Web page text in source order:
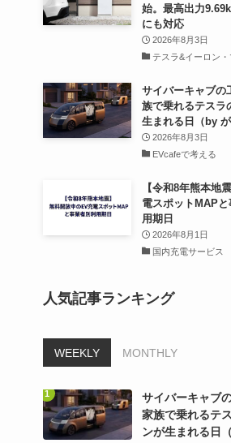
始。最高出力
にも対応
2026年8月3日
テスラ&イーロン・
サイバーキャブの
族で乗れるテスラ
生まれる日（by が
2026年8月3日
EVcafeで考える
【令和8年熊本地
電スポットMAPと
用期日
2026年8月1日
国内充電サービス
人気記事ランキング
WEEKLY MONTHLY
サイバーキャブ
家族で乗れるテ
ンが生まれる日